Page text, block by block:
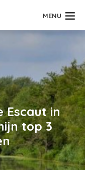
MENU
Escaut in
top 3